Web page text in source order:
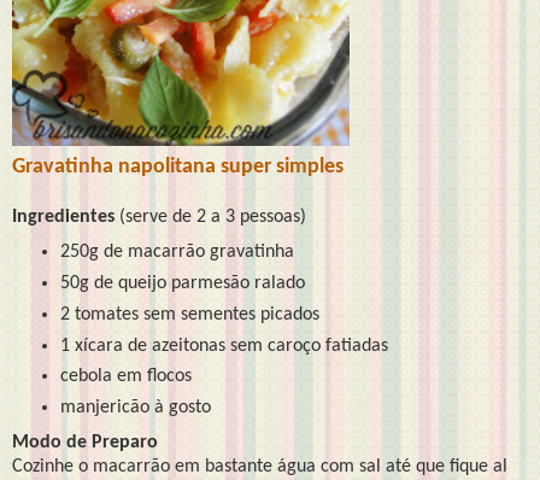
Gravatinha napolitana super simples
Ingredientes (serve de 2 a 3 pessoas)
250g de macarrão gravatinha
50g de queijo parmesão ralado
2 tomates sem sementes picados
1 xícara de azeitonas sem caroço fatiadas
cebola em flocos
manjericão à gosto
Modo de Preparo
Cozinhe o macarrão em bastante água com sal até que fique al